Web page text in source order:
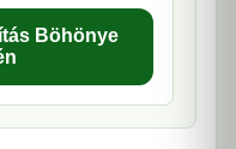
Böhönye